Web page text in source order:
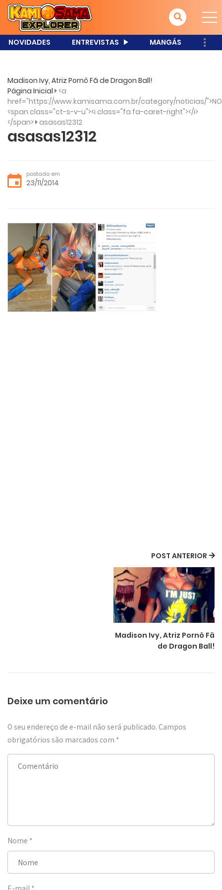
NOVIDADES ENTREVISTAS MANGÁS
Madison Ivy, Atriz Pornô Fã de Dragon Ball!
Página Inicial <a
href="https://www.kamisama.com.br/category/noticias/
<span class="ct-s-v-u"><i class="fa fa-caret-right"></i>
</span> asasas12312
asasas12312
postado em
23/11/2014
POST ANTERIOR
Madison Ivy, Atriz Pornô Fã
de Dragon Ball!
Deixe um comentário
O seu endereço de e-mail não será publicado. Campos
obrigatórios são marcados com *
Nome *